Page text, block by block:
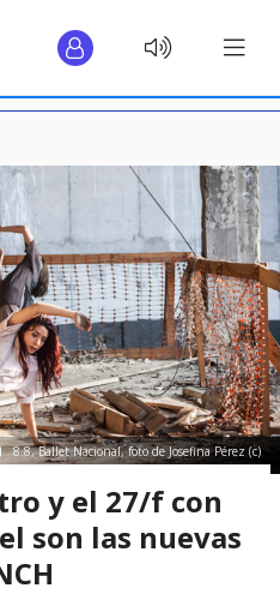
8.8, Ballet Nacional, foto de Josefina Pérez (c)
y el 27/f con
son las nuevas